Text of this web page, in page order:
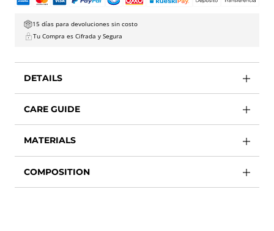
15 días para devoluciones sin costo
Tu Compra es Cifrada y Segura
DETAILS
CARE GUIDE
MATERIALS
COMPOSITION